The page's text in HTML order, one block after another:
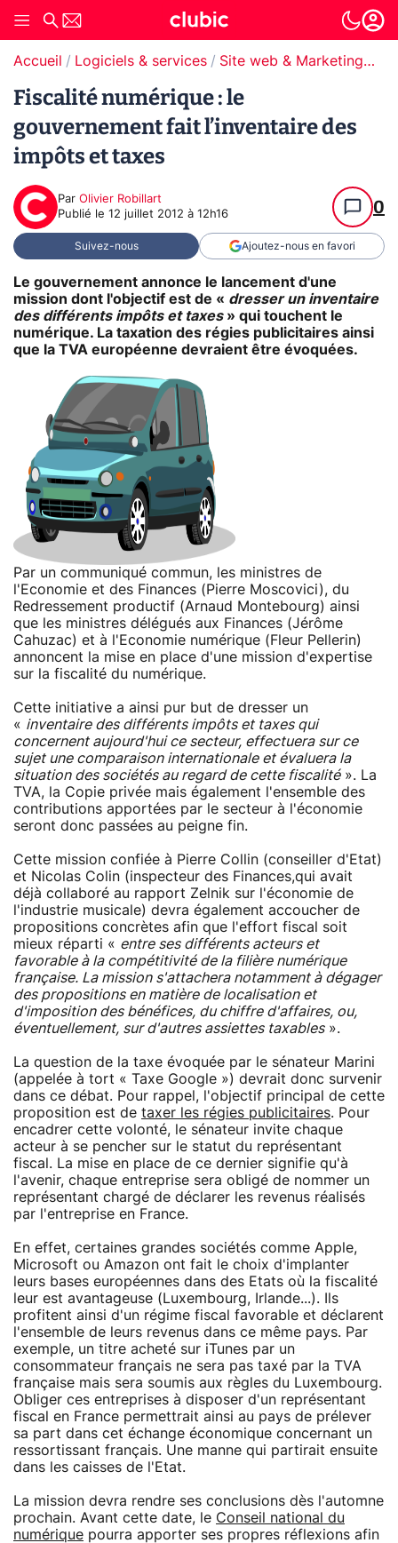
Accueil Logiciels & services Site web & Marketing Digital
Fiscalité numérique : le
gouvernement fait l’inventaire des
impôts et taxes
Par Olivier Robillart
Publié le 12 juillet 2012 à 12h16 0
Suivez-nous Ajoutez-nous en favori
Le gouvernement annonce le lancement d'une
mission dont l'objectif est de « dresser un inventaire
des différents impôts et taxes» qui touchent le
numérique. La taxation des régies publicitaires ainsi
que la TVA européenne devraient être évoquées.
Par un communiqué commun, les ministres de
l'Economie et des Finances (Pierre Moscovici), du
Redressement productif (Arnaud Montebourg) ainsi
que les ministres délégués aux Finances (Jérôme
Cahuzac) et à l'Economie numérique (Fleur Pellerin)
annoncent la mise en place d'une mission d'expertise
sur la fiscalité du numérique.
Cette initiative a ainsi pur but de dresser un
« inventaire des différents impôts et taxes qui
concernent aujourd'hui ce secteur, effectuera sur ce
sujet une comparaison internationale et évaluera la
situation des sociétés au regard de cette fiscalité». La
TVA, la Copie privée mais également l'ensemble des
contributions apportées par le secteur à l'économie
seront donc passées au peigne fin.
Cette mission confiée à Pierre Collin (conseiller d'Etat)
et Nicolas Colin (inspecteur des Finances,qui avait
déjà collaboré au rapport Zelnik sur l'économie de
l'industrie musicale) devra également accoucher de
propositions concrètes afin que l'effort fiscal soit
mieux réparti « entre ses différents acteurs et
favorable à la compétitivité de la filière numérique
française. La mission s'attachera notamment à dégager
des propositions en matière de localisation et
d'imposition des bénéfices, du chiffre d'affaires, ou,
éventuellement, sur d'autres assiettes taxables».
La question de la taxe évoquée par le sénateur Marini
(appelée à tort « Taxe Google ») devrait donc survenir
dans ce débat. Pour rappel, l'objectif principal de cette
proposition est de taxer les régies publicitaires. Pour
encadrer cette volonté, le sénateur invite chaque
acteur à se pencher sur le statut du représentant
fiscal. La mise en place de ce dernier signifie qu'à
l'avenir, chaque entreprise sera obligé de nommer un
représentant chargé de déclarer les revenus réalisés
par l'entreprise en France.
En effet, certaines grandes sociétés comme Apple,
Microsoft ou Amazon ont fait le choix d'implanter
leurs bases européennes dans des Etats où la fiscalité
leur est avantageuse (Luxembourg, Irlande...). Ils
profitent ainsi d'un régime fiscal favorable et déclarent
l'ensemble de leurs revenus dans ce même pays. Par
exemple, un titre acheté sur iTunes par un
consommateur français ne sera pas taxé par la TVA
française mais sera soumis aux règles du Luxembourg.
Obliger ces entreprises à disposer d'un représentant
fiscal en France permettrait ainsi au pays de prélever
sa part dans cet échange économique concernant un
ressortissant français. Une manne qui partirait ensuite
dans les caisses de l'Etat.
La mission devra rendre ses conclusions dès l'automne
prochain. Avant cette date, le Conseil national du
numérique pourra apporter ses propres réflexions afin